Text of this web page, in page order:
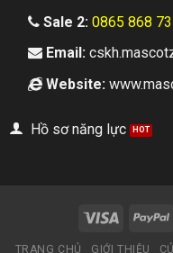
Sale 2: 0865 868
Email:
Website:
Hồ sơ năng lực
TRANG CHỦ GIỚI THIỆU